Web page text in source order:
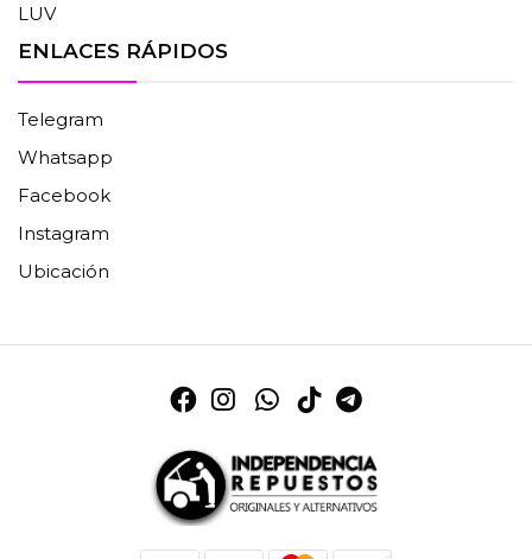
LUV
ENLACES RÁPIDOS
Telegram
Whatsapp
Facebook
Instagram
Ubicación